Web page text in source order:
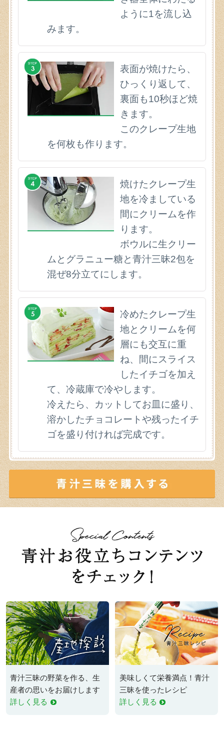
ように1を流し込
みます。
表面が焼けたら、
ひっくり返して、
裏面も10秒ほど焼
きます。
このクレープ生地
を何枚も作ります。
焼けたクレープ生
地を冷ましている
間にクリームを作
ります。
ボウルに生クリー
ムとグラニュー糖と青汁三昧2包を
混ぜ8分立てにします。
冷めたクレープ生
地とクリームを何
層にも交互に重
ね、間にスライス
したイチゴを加え
て、冷蔵庫で冷やします。
冷えたら、カットしてお皿に盛り、
溶かしたチョコレートや残ったイチ
ゴを盛り付ければ完成です。
青汁三昧の野菜を作る、生
産者の思いをお届けします
詳しく見る
美味しくて栄養満点！青汁
三昧を使ったレシピ
詳しく見る